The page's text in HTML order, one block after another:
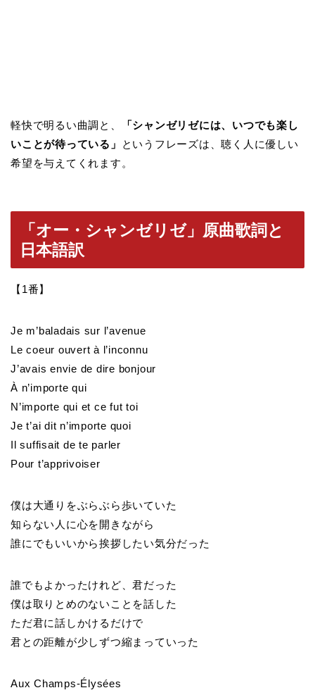
軽快で明るい曲調と、
「シャンゼリゼには、いつでも楽し
いことが待っている」
というフレーズは、聴く人に優しい
希望を与えてくれます。
「オー・シャンゼリゼ」原曲歌詞と
日本語訳
【1番】
Je m’baladais sur l’avenue
Le coeur ouvert à l’inconnu
J’avais envie de dire bonjour
À n’importe qui
N’importe qui et ce fut toi
Je t’ai dit n’importe quoi
Il suffisait de te parler
Pour t’apprivoiser
僕は大通りをぶらぶら歩いていた
知らない人に心を開きながら
誰にでもいいから挨拶したい気分だった
誰でもよかったけれど、君だった
僕は取りとめのないことを話した
ただ君に話しかけるだけで
君との距離が少しずつ縮まっていった
Aux Champs-Élysées